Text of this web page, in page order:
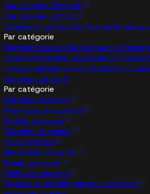
Car Avenue Thionville
Car Avenue Wittlich
Trouvez le centre Car Avenue le plus
Par catégorie
Familiale occasionMonospace occasion
occasionCitadine occasionSUV
occasionBreak occasionUtilitaire
qui vous convient
Par catégorie
Familiale occasion
Monospace occasion
Berline occasion
Citadine occasion
SUV occasion
Électrique occasion
Break occasion
Utilitaire occasion
Trouvez le modèle qui vous convient